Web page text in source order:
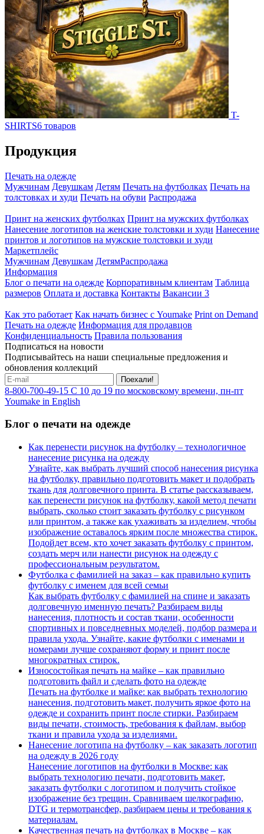
T-
SHIRTS6 товаров
Продукция
Печать на одежде
Мужчинам Девушкам Детям Печать на футболках Печать на
толстовках и худи Печать на обуви Распродажа
Принт на женских футболках Принт на мужских футболках
Нанесение логотипов на женские толстовки и худи Нанесение
принтов и логотипов на мужские толстовки и худи
Маркетплейс
Мужчинам Девушкам ДетямРаспродажа
Информация
Блог о печати на одежде Корпоративным клиентам Таблица
размеров Оплата и доставка Контакты Вакансии 3
Как это работает Как начать бизнес с Youmake Print on Demand
Печать на одежде Информация для продавцов
Конфиденциальность Правила пользования
Подписаться на новости
Подписывайтесь на наши специальные предложения и
обновления коллекций
Поехали!
8-800-700-49-15 С 10 до 19 по московскому времени, пн-пт
Youmake in English
Блог о печати на одежде
Как перенести рисунок на футболку – технологичное
нанесение рисунка на одежду
Узнайте, как выбрать лучший способ нанесения рисунка
на футболку, правильно подготовить макет и подобрать
ткань для долговечного принта. В статье рассказываем,
как перенести рисунок на футболку, какой метод печати
выбрать, сколько стоит заказать футболку с рисунком
или принтом, а также как ухаживать за изделием, чтобы
изображение оставалось ярким после множества стирок.
Подойдет всем, кто хочет заказать футболку с принтом,
создать мерч или нанести рисунок на одежду с
профессиональным результатом.
Футболка с фамилией на заказ – как правильно купить
футболку с именем для всей семьи
Как выбрать футболку с фамилией на спине и заказать
долговечную именную печать? Разбираем виды
нанесения, плотность и состав ткани, особенности
спортивных и повседневных моделей, подбор размера и
правила ухода. Узнайте, какие футболки с именами и
номерами лучше сохраняют форму и принт после
многократных стирок.
Износостойкая печать на майке – как правильно
подготовить файл и сделать фото на одежде
Печать на футболке и майке: как выбрать технологию
нанесения, подготовить макет, получить яркое фото на
одежде и сохранить принт после стирки. Разбираем
виды печати, стоимость, требования к файлам, выбор
ткани и правила ухода за изделиями.
Нанесение логотипа на футболку – как заказать логотип
на одежду в 2026 году
Нанесение логотипов на футболки в Москве: как
выбрать технологию печати, подготовить макет,
заказать футболки с логотипом и получить стойкое
изображение без трещин. Сравниваем шелкографию,
DTG и термотрансфер, разбираем цены и требования к
материалам.
Качественная печать на футболках в Москве – как